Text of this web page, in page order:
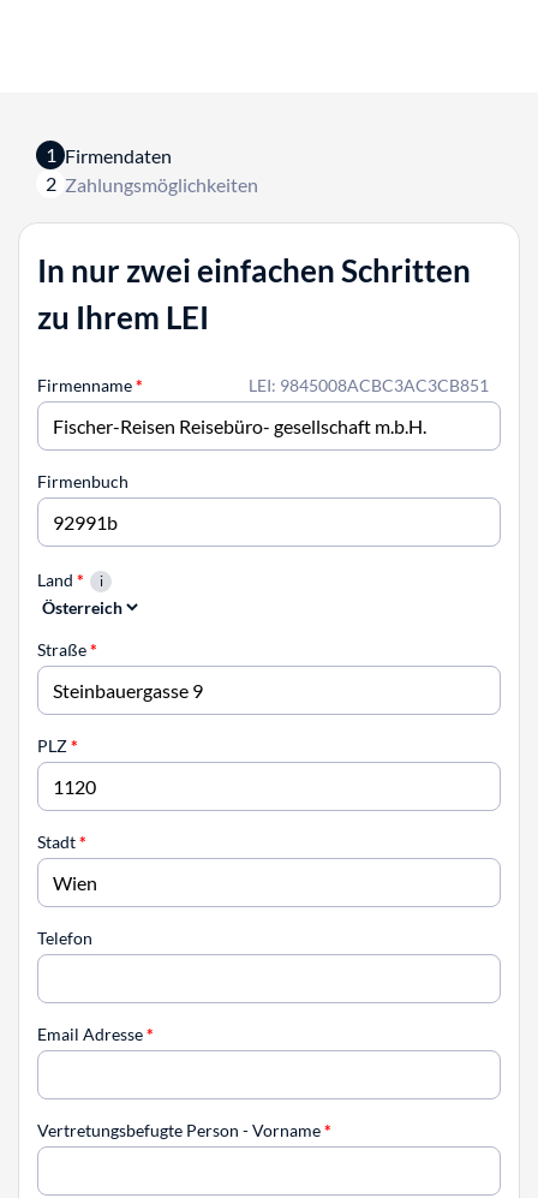
1 Firmendaten
2 Zahlungsmöglichkeiten
In nur zwei einfachen Schritten
zu Ihrem LEI
LEI: 9845008ACBC3AC3CB851
Firmenname*
Firmenbuch
Land *
Straße*
PLZ*
Stadt*
Telefon
Email Adresse*
Vertretungsbefugte Person - Vorname*